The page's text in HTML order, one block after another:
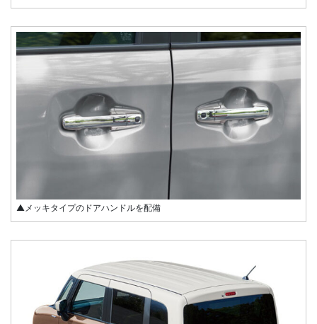
▲メッキタイプのドアハンドルを配備